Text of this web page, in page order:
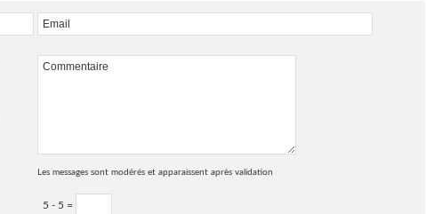
Les messages sont modérés et apparaissent après validation
5 - 5 =